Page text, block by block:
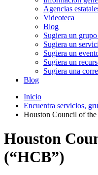
Agencias
Videoteca
Blog
Sugiera un
Sugiera un
Sugiera un
Sugiera un
Sugiera una
Blog
Inicio
Encuentra servicios,
Houston Council of
Houston
(“HCB”)